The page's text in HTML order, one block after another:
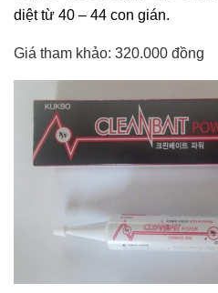
diệt từ 40 – 44 con gián.
Giá tham khảo: 320.000 đồng